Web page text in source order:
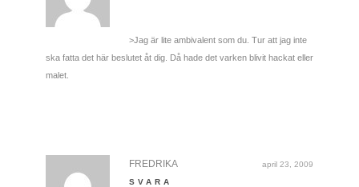
>Jag är lite ambivalent som du. Tur att jag inte
ska fatta det här beslutet åt dig. Då hade det varken blivit hackat eller
malet.
april 23, 2009
FREDRIKA
SVARA